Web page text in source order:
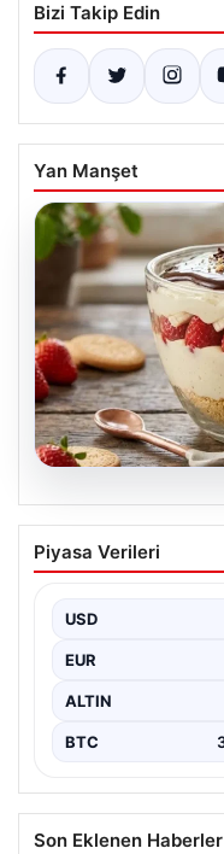
Bizi Takip Edin
Yan Manşet
05.08.2026
Tatlı Krizlerine
Çikolatalı
severlerin favorisi
tatlılarından…
Piyasa Verileri
USD
EUR
ALTIN
BTC
Son Eklenen Haberler